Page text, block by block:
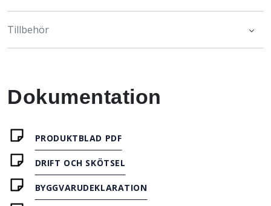
Tillbehör
Dokumentation
PRODUKTBLAD PDF
DRIFT OCH SKÖTSEL
BYGGVARUDEKLARATION